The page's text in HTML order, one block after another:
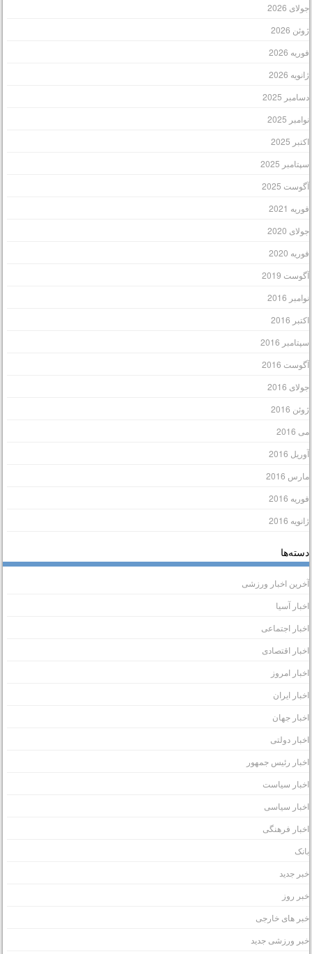
2026
2026
2026
2026
2025
2025
2025
2025
2025
2021
2020
2020
2019
2016
2016
2016
2016
2016
2016
2016
2016
2016
2016
2016
اخبار ورزشی
آسیا
اجتماعی
اقتصادی
امروز
ایران
جهان
دولتی
رئیس جمهور
سیاست
سیاسی
فرهنگی
جدید
روز
های خارجی
ورزشی جدید